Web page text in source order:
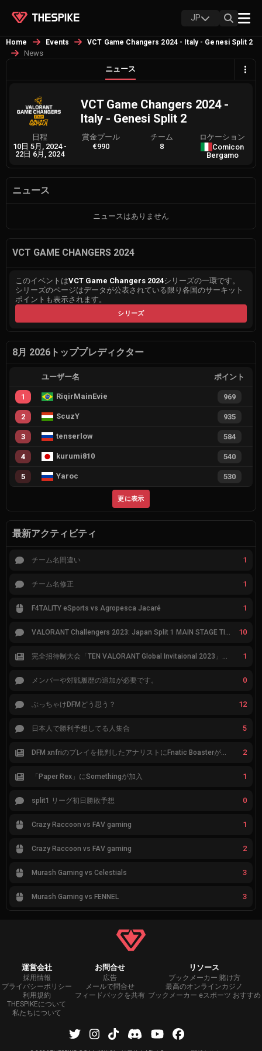
JP
Home Events VCT Game Changers 2024 - Italy - Genesi Split 2
News
ニュース
VCT Game Changers 2024 -
Italy - Genesi Split 2
日程
10日 5月, 2024 -
22日 6月, 2024
賞金プール
€990
チーム
8
ロケーション
Comicon
Bergamo
ニュース
ニュースはありません
VCT GAME CHANGERS 2024
このイベントはVCT Game Changers 2024シリーズの一環です。
シリーズのページはデータが公表されている限り各国のサーキット
ポイントも表示されます。
シリーズ
8月 2026トッププレディクター
ユーザー名 ポイント
1 RiqirMainEvie 969
2 ScuzY 935
3 tenserlow 584
4 kurumi810 540
5 Yaroc 530
更に表示
最新アクティビティ
チーム名間違い 1
チーム名修正 1
F4TALITY eSports vs Agropesca Jacaré 1
VALORANT Challengers 2023: Japan Split 1 MAIN STAGE TIER表 10
完全招待制大会「TEN VALORANT Global Invitaional 2023」が韓国で開催 1
メンバーや対戦履歴の追加が必要です。 0
ぶっちゃけDFMどう思う？ 12
日本人で勝利予想してる人集合 5
DFM xnfriのプレイを批判したアナリストにFnatic Boasterが反応「DFMは仕組みの強化が必要なだけ」 2
「Paper Rex」にSomethingが加入 1
split1 リーグ初日勝敗予想 0
Crazy Raccoon vs FAV gaming 1
Crazy Raccoon vs FAV gaming 2
Murash Gaming vs Celestials 3
Murash Gaming vs FENNEL 3
運営会社
採用情報
プライバシーポリシー
利用規約
THESPIKEについて
私たちについて
お問合せ
広告
メールで問合せ
フィードバックを共有
リソース
ブックメーカー 賭け方
最高のオンラインカジノ
ブックメーカー eスポーツ おすすめ